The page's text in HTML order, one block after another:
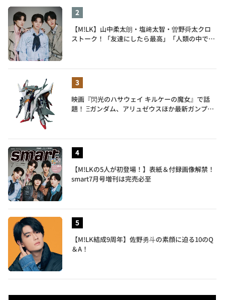
【M!LK】山中柔太朗・塩﨑太智・曽野舜太クロ
ストーク！「友達にしたら最高」「人類の中で桁
映画『閃光のハサウェイ キルケーの魔女』で話
題！ Ξガンダム、アリュゼウスほか最新ガンプラ
【M!LKの5人が初登場！】表紙＆付録画像解禁！
smart7月号増刊は完売必至
【M!LK結成9周年】佐野勇斗の素顔に迫る10のQ
＆A！